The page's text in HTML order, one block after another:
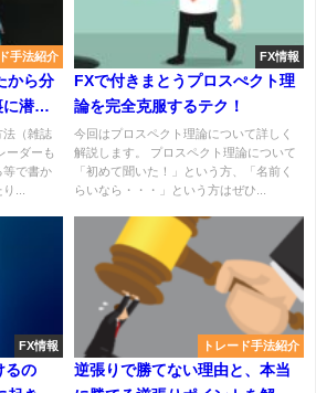
手法紹介
から分
潜む
法（雑誌
ーダーも
等で書か
...
FX情報
FXで付きまとうプロスぺクト理
論を完全克服するテク！
今回はプロスペクト理論について詳しく
解説します。 プロスペクト理論について
「初めて聞いた！」という方、「名前く
らいなら・・・」という方はぜひ...
FX情報
るの
トレード手法紹介
逆張りで勝てない理由と、本当